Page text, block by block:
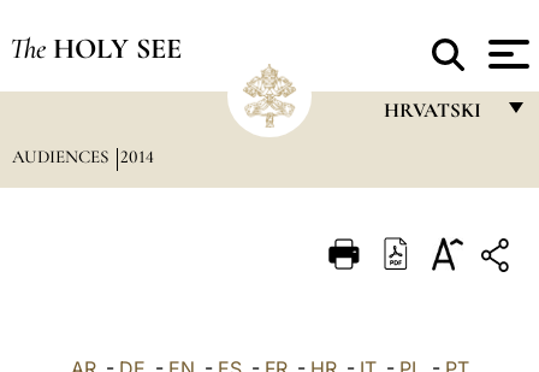
The HOLY SEE
HRVATSKI
ITALIANO
AUDIENCES 2014